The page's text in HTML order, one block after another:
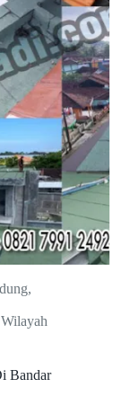
,
Wilayah
Bandar